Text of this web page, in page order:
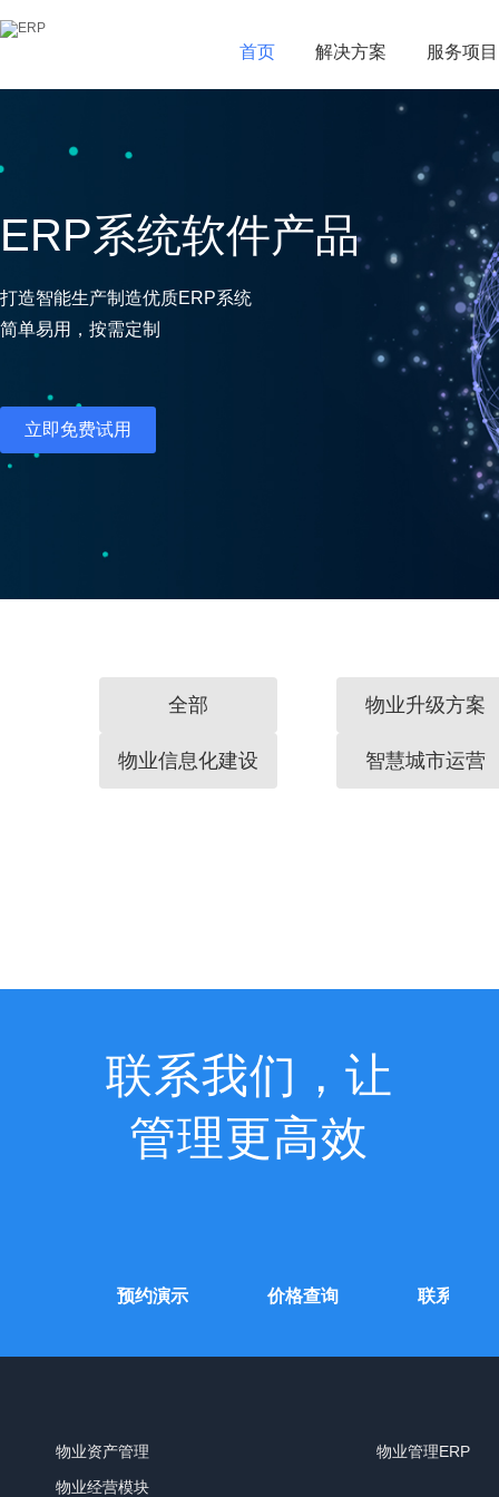
首页 解决方案 服务项目
首页 解决方案 服务项目
ERP系统软件产品
打造智能生产制造优质ERP系统
简单易用，按需定制
立即免费试用
全部 物业升级方案
物业信息化建设 智慧城市运营
联系我们，让
管理更高效
预约演示 价格查询 联系我们
物业资产管理
物业管理ERP
物业经营模块